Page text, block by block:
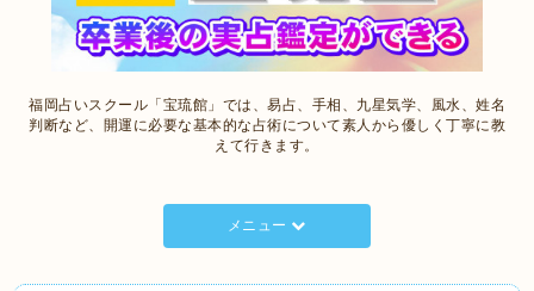
福岡占いスクール「宝琉館」では、易占、手相、九星気学、風水、姓名
判断など、開運に必要な基本的な占術について素人から優しく丁寧に教
えて行きます。
メニュー